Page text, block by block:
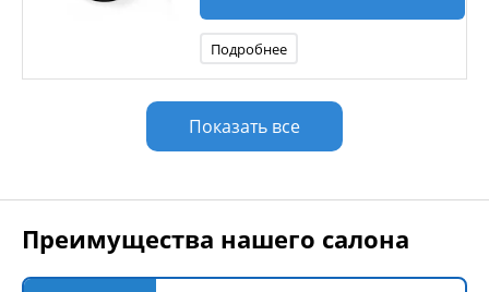
Подробнее
Показать все
Преимущества нашего салона